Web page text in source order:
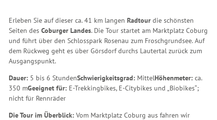
Erleben Sie auf dieser ca. 41 km langen Radtour die schönsten
Seiten des Coburger Landes. Die Tour startet am Marktplatz Coburg
und führt über den Schlosspark Rosenau zum Froschgrundsee. Auf
dem Rückweg geht es über Görsdorf durchs Lautertal zurück zum
Ausgangspunkt.
Dauer: 5 bis 6 StundenSchwierigkeitsgrad: MittelHöhenmeter: ca.
350 mGeeignet für: E-Trekkingbikes, E-Citybikes und „Biobikes“;
nicht für Rennräder
Die Tour im Überblick: Vom Marktplatz Coburg aus fahren wir